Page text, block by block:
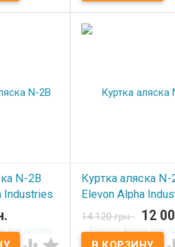
N-2B
Industries
Куртка аляска N-
Elevon Alpha
Blue
В наличии
14 120 грн. 12